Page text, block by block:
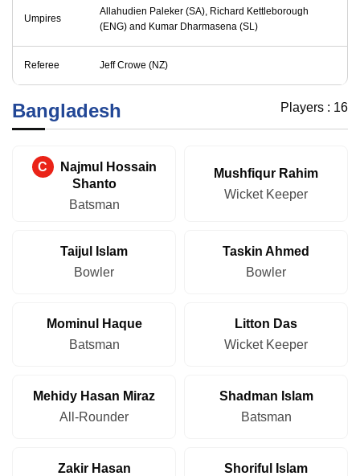
Umpires
Allahudien Paleker (SA), Richard Kettleborough
(ENG) and Kumar Dharmasena (SL)
Referee Jeff Crowe (NZ)
Bangladesh Players : 16
C
Najmul Hossain
Shanto
Batsman
Mushfiqur Rahim
Wicket Keeper
Taijul Islam
Bowler
Taskin Ahmed
Bowler
Mominul Haque
Batsman
Litton Das
Wicket Keeper
Mehidy Hasan Miraz
All-Rounder
Shadman Islam
Batsman
Zakir Hasan
Shoriful Islam